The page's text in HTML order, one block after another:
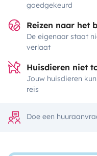
goedgekeurd
Reizen naar het
De eigenaar staat
verlaat
Huisdieren niet
Jouw huisdieren
reis
Doe een